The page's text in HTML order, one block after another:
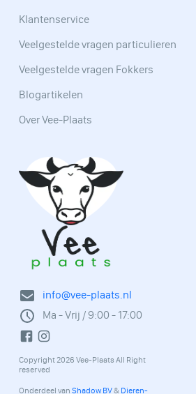
info@vee-plaats.nl
Ma - Vrij / 9:00 - 17:00
Copyright 2026 Vee-Plaats All Right
reserved
Onderdeel van Shadow BV& Dieren-
Klantenservice
Veelgestelde vragen particulieren
Veelgestelde vragen Fokkers
Blogartikelen
Over Vee-Plaats